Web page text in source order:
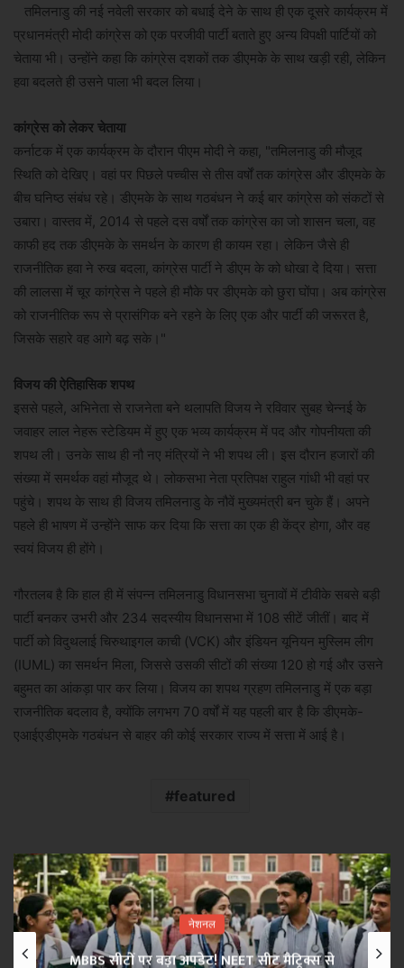
तमिलनाडु की नई नवेली सरकार को बधाई देने के साथ ही एक दूसरे कार्यक्रम में
प्रधानमंत्री मोदी कांग्रेस को एक परजीवी पार्टी बताते हुए अन्य विपक्षी पार्टियों को
चेताया भी। उन्होंने कहा कि कांग्रेस दशकों तक डीएमके के साथ खड़ी रही, लेकिन
हवा बदलते ही उसने पाला भी बदल लिया।
कांग्रेस को लेकर चेताया
कर्नाटक में एक कार्यक्रम के दौरान पीएम मोदी ने कहा, "तमिलनाडु की मौजूद
स्थिति को देखिए। वहां पर पिछले पच्चीस से तीस वर्षों तक कांग्रेस और डीएमके के
बीच घनिष्ठ संबंध रहे। डीएमके के साथ गठबंधन ने कई बार कांग्रेस को संकटों से
उबारा। वास्तव में, 2014 से पहले दस वर्षों तक कांग्रेस का जो शासन चला, वह
काफी हद तक डीएमके के समर्थन के कारण ही कायम रहा। लेकिन जैसे ही
राजनीतिक हवा ने रुख बदला, कांग्रेस पार्टी ने डीएम के को धोखा दे दिया। सत्ता
की लालसा में चूर कांग्रेस ने पहले ही मौके पर डीएमके को छुरा घोंपा। अब कांग्रेस
को राजनीतिक रूप से प्रासंगिक बने रहने के लिए एक और पार्टी की जरूरत है,
जिसके सहारे वह आगे बढ़ सके।"
विजय की ऐतिहासिक शपथ
इससे पहले, अभिनेता से राजनेता बने थलापति विजय ने रविवार सुबह चेन्नई के
जवाहर लाल नेहरू स्टेडियम में हुए एक भव्य कार्यक्रम में पद और गोपनीयता की
शपथ ली। उनके साथ ही नौ नए मंत्रियों ने भी शपथ ली। इस दौरान हजारों की
संख्या में समर्थक वहां मौजूद थे। लोकसभा नेता प्रतिपक्ष राहुल गांधी भी वहां पर
पहुंचे। शपथ के साथ ही विजय तमिलनाडु के नौवें मुख्यमंत्री बन चुके हैं। अपने
पहले ही भाषण में उन्होंने साफ कर दिया कि सत्ता का एक ही केंद्र होगा, और वह
स्वयं विजय ही होंगे।
गौरतलब है कि हाल ही में संपन्न तमिलनाडु विधानसभा चुनावों में टीवीके सबसे बड़ी
पार्टी बनकर उभरी और 234 सदस्यीय विधानसभा में 108 सीटें जीतीं। बाद में
पार्टी को विदुथलाई चिरुथाइगल काची (VCK) और इंडियन यूनियन मुस्लिम लीग
(IUML) का समर्थन मिला, जिससे उसकी सीटों की संख्या 120 हो गई और उसने
बहुमत का आंकड़ा पार कर लिया। विजय का शपथ ग्रहण तमिलनाडु में एक बड़ा
राजनीतिक बदलाव है, क्योंकि लगभग 70 वर्षों में यह पहली बार है कि डीएमके-
एआईएडीएमके गठबंधन से बाहर की कोई सरकार राज्य में सत्ता में आई है।
featured
नेशनल
MBBS सीटों पर बड़ा अपडेट! NEET सीट मैट्रिक्स से